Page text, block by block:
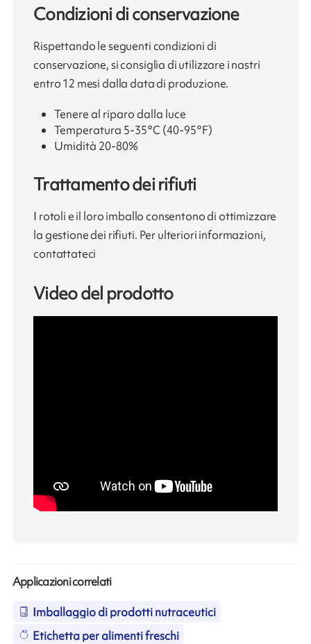
Condizioni di conservazione
Rispettando le seguenti condizioni di
conservazione, si consiglia di utilizzare i nastri
entro 12 mesi dalla data di produzione.
Tenere al riparo dalla luce
Temperatura 5-35°C (40-95°F)
Umidità 20-80%
Trattamento dei rifiuti
I rotoli e il loro imballo consentono di ottimizzare
la gestione dei rifiuti. Per ulteriori informazioni,
contattateci
Video del prodotto
Applicazioni correlati
Imballaggio di prodotti nutraceutici
Etichetta per alimenti freschi